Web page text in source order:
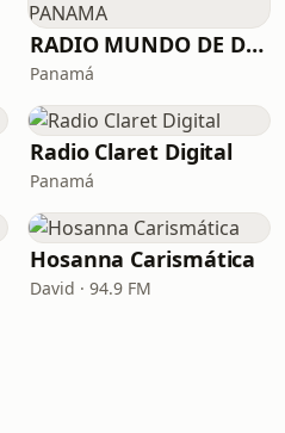
RADIO MUNDO DE DIOS PANAMA
Panamá
Radio Claret Digital
Panamá
Hosanna Carismática
David · 94.9 FM